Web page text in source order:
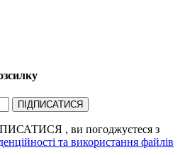
ПІДПИСАТИСЯ
, ви погоджуєтеся з
та використання файлів